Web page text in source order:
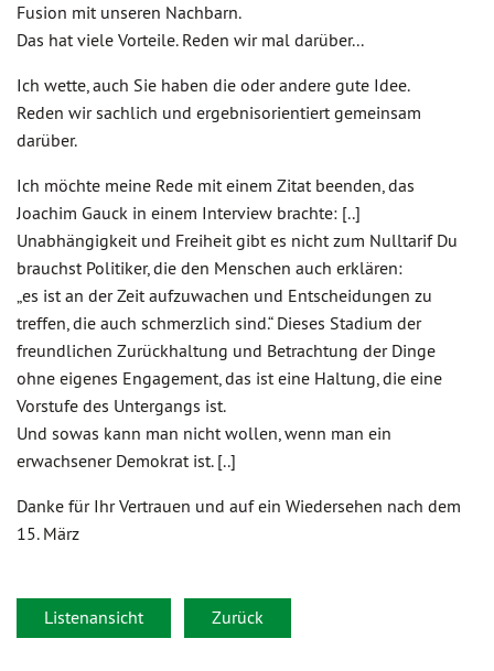
Fusion mit unseren Nachbarn.
Das hat viele Vorteile. Reden wir mal darüber...
Ich wette, auch Sie haben die oder andere gute Idee.
Reden wir sachlich und ergebnisorientiert gemeinsam
darüber.
Ich möchte meine Rede mit einem Zitat beenden, das
Joachim Gauck in einem Interview brachte: [..]
Unabhängigkeit und Freiheit gibt es nicht zum Nulltarif Du
brauchst Politiker, die den Menschen auch erklären:
„es ist an der Zeit aufzuwachen und Entscheidungen zu
treffen, die auch schmerzlich sind.“ Dieses Stadium der
freundlichen Zurückhaltung und Betrachtung der Dinge
ohne eigenes Engagement, das ist eine Haltung, die eine
Vorstufe des Untergangs ist.
Und sowas kann man nicht wollen, wenn man ein
erwachsener Demokrat ist. [..]
Danke für Ihr Vertrauen und auf ein Wiedersehen nach dem
15. März
Listenansicht Zurück